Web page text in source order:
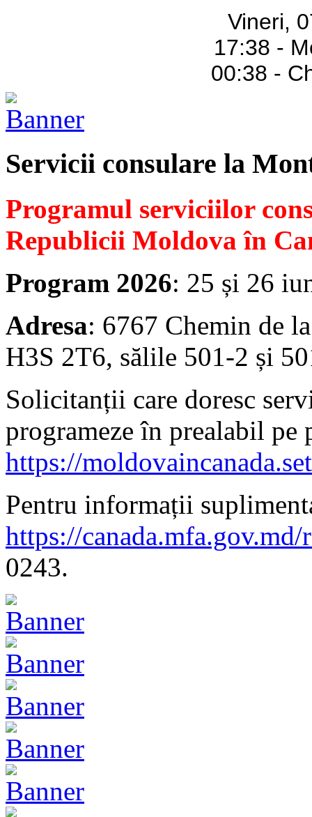
Vineri,
17:38 -
00:38 -
Servicii consulare la
Programul serviciilor
Republicii Moldova în
Program 2026: 25 și 26
Adresa: 6767 Chemin de
H3S 2T6, sălile 501-2 și
Solicitanții care doresc
programeze în prealabil pe
https://
Pentru informații
https://canada.mfa.gov.md/
0243.